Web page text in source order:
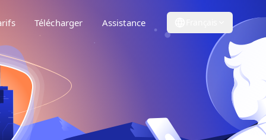
Télécharger Assistance